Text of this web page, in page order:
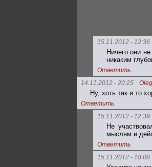
15.11.2012 - 12:36
Ничего они
никаким
Ответить
14.11.2012 - 20:25
Ну, хоть так и то
Ответить
15.11.2012 - 12:39
Не
мыслям и
Ответить
15.11.2012 - 18:08